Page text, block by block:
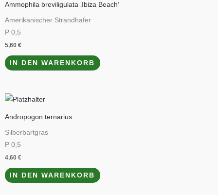
Ammophila breviligulata ‚Ibiza Beach‘
Amerikanischer Strandhafer
P 0,5
5,60 €
IN DEN WARENKORB
Andropogon ternarius
Silberbartgras
P 0,5
4,60 €
IN DEN WARENKORB